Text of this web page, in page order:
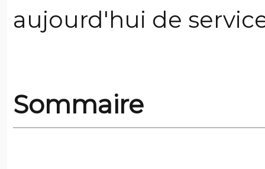
aujourd'hui de
Sommaire